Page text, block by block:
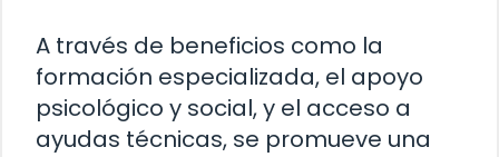
A través de beneficios como la
formación especializada, el apoyo
psicológico y social, y el acceso a
ayudas técnicas, se promueve una